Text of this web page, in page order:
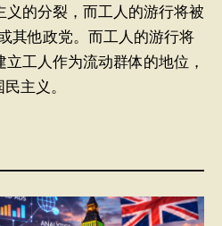
义的分裂，而工人的游行将被
其他政党。而工人的游行将
工人作为流动群体的地位，
主义。